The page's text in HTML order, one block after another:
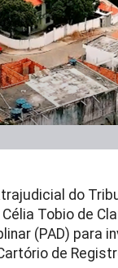
do
Tobio de
(PAD) para
de